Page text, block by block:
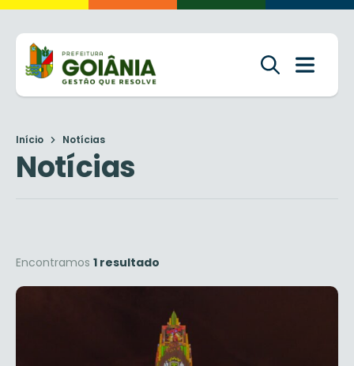
Início Notícias
Notícias
Encontramos 1 resultado